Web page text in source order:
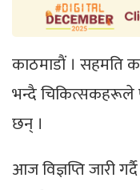
काठमाडाैं । सहमति
भन्दै चिकित्सकहरूले
छन् ।
आज विज्ञप्ति जारी